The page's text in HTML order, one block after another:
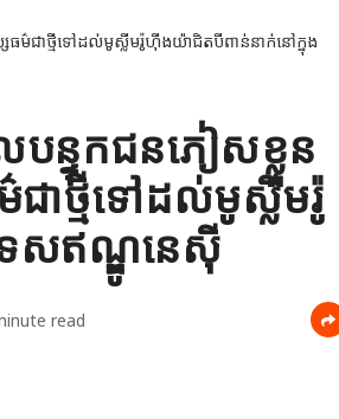
បន្ទុកជនភៀសខ្លួន
ាថ្មីទៅដល់មូស្លីមរ៉ូ
េសឥណ្ឌូនេស៊ី
read